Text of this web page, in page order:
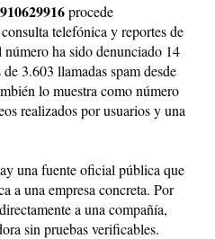
910629916procede
telefónica y reportes de
ha sido denunciado 14
3.603 llamadas spam desde
lo muestra como número
realizados por usuarios y una
una fuente oficial pública que
a una empresa concreta. Por
a una compañía,
sin pruebas verificables.